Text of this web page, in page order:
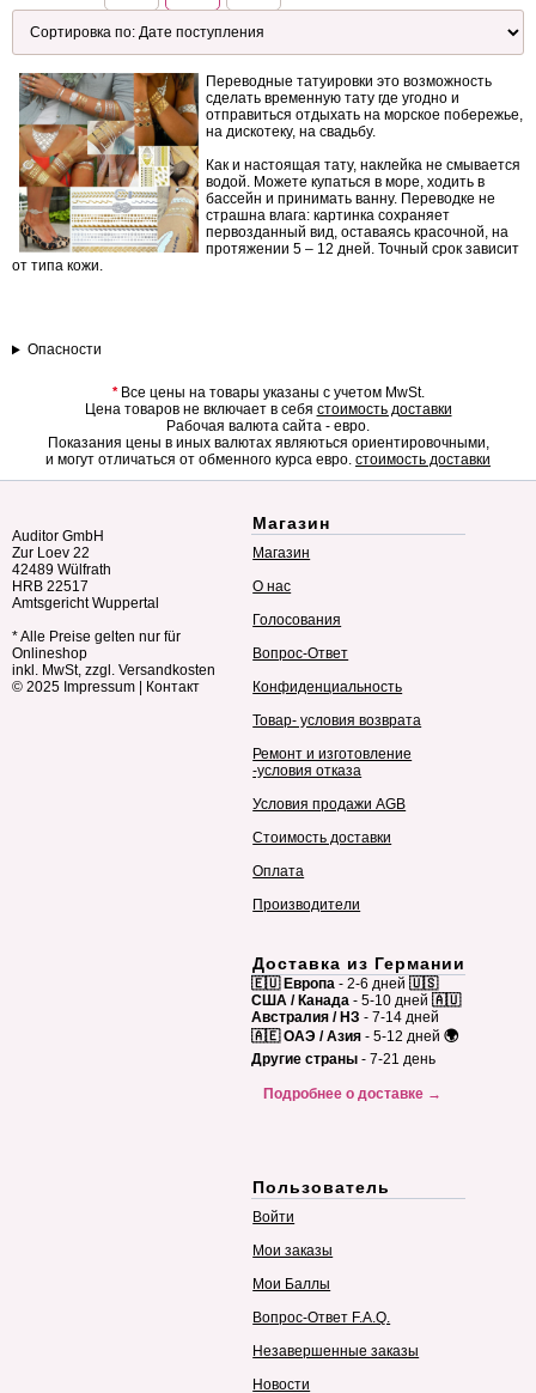
Переводные татуировки это возможность
сделать временную тату где угодно и
отправиться отдыхать на морское побережье,
на дискотеку, на свадьбу.
Как и настоящая тату, наклейка не смывается
водой. Можете купаться в море, ходить в
бассейн и принимать ванну. Переводке не
страшна влага: картинка сохраняет
первозданный вид, оставаясь красочной, на
протяжении 5 – 12 дней. Точный срок зависит
от типа кожи.
Опасности
*Все цены на товары указаны с учетом MwSt.
Цена товаров не включает в себя стоимость доставки
Рабочая валюта сайта - евро.
Показания цены в иных валютах являються ориентировочными,
и могут отличаться от обменного курса евро. стоимость доставки
Auditor GmbH
Zur Loev 22
42489 Wülfrath
HRB 22517
Amtsgericht Wuppertal
* Alle Preise gelten nur für
Onlineshop
inkl. MwSt, zzgl. Versandkosten
© 2025 Impressum Контакт
Магазин
Магазин
О нас
Голосования
Вопрос-Ответ
Конфиденциальность
Товар- условия возврата
Ремонт и изготовление
-условия отказа
Условия продажи AGB
Стоимость доставки
Оплата
Производители
Доставка из Германии
🇪🇺 Европа - 2-6 дней 🇺🇸
США / Канада - 5-10 дней 🇦🇺
Австралия / НЗ - 7-14 дней
🇦🇪 ОАЭ / Азия - 5-12 дней 🌍
Другие страны - 7-21 день
Подробнее о доставке →
Пользователь
Войти
Мои заказы
Мои Баллы
Вопрос-Ответ F.A.Q.
Незавершенные заказы
Новости